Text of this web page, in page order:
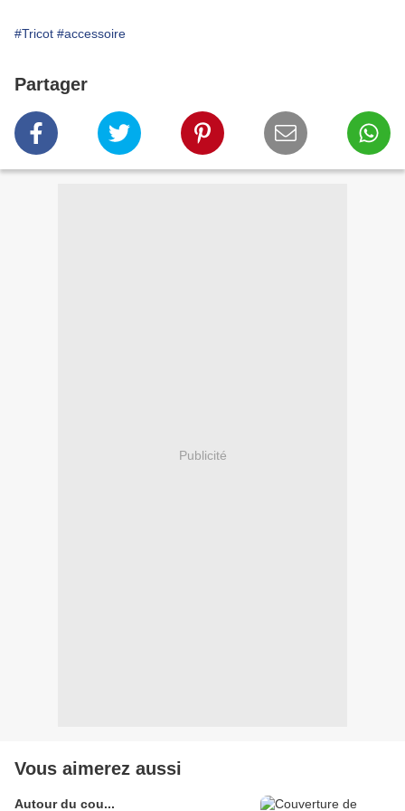
#Tricot #accessoire
Partager
Publicité
Vous aimerez aussi
Autour du cou...